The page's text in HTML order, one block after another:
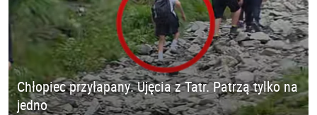
Chłopiec przyłapany. Ujęcia z Tatr. Patrzą tylko na
jedno